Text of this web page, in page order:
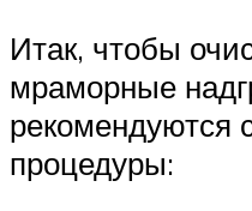
Итак, чтобы
мраморные
рекомендуются
процедуры: